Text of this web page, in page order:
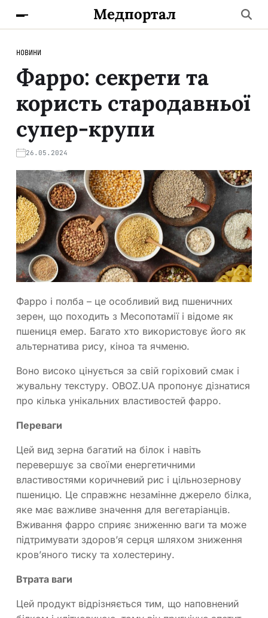
Медпортал
НОВИНИ
Фарро: секрети та
користь стародавньої
супер-крупи
26.05.2024
Фарро і полба – це особливий вид пшеничних
зерен, що походить з Месопотамії і відоме як
пшениця емер. Багато хто використовує його як
альтернатива рису, кіноа та ячменю.
Воно високо цінується за свій горіховий смак і
жувальну текстуру. OBOZ.UA пропонує дізнатися
про кілька унікальних властивостей фарро.
Переваги
Цей вид зерна багатий на білок і навіть
перевершує за своїми енергетичними
властивостями коричневий рис і цільнозернову
пшеницю. Це справжнє незамінне джерело білка,
яке має важливе значення для вегетаріанців.
Вживання фарро сприяє зниженню ваги та може
підтримувати здоров’я серця шляхом зниження
кров’яного тиску та холестерину.
Втрата ваги
Цей продукт відрізняється тим, що наповнений